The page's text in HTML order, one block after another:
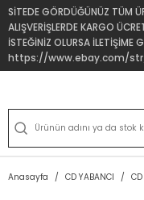
SİTEDE GÖRDÜĞÜNÜZ TÜM
ALIŞVERİŞLERDE KARGO
İSTEĞİNİZ OLURSA İLETİŞİME
https://www.ebay.com/
Anasayfa CD YABANCI